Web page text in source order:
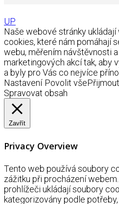
UP
Naše webové stránky
cookies, které nám pomáhají
webu, měřením návštěvnosti
marketingových akcí tak, aby
a byly pro Vás co nejvíce
Nastavení Povolit vše
Spravovat obsah
Zavřít
Privacy Overview
Tento web používá soubory
zážitku při procházení
prohlížeči ukládají soubory
kategorizovány podle